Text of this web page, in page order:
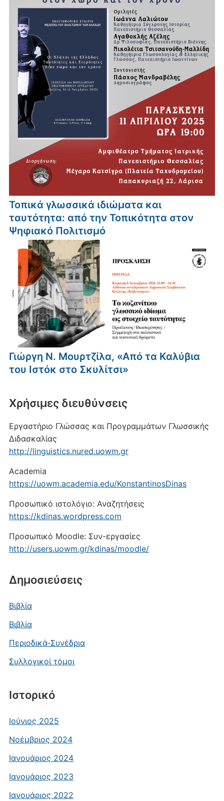
Τοπικά γλωσσικά ιδιώματα και
ταυτότητα: από την Τοπικότητα στον
Ψηφιακό Πολιτισμό
Γιώργη Ν. Μουρτζίλα, «Από τα Καλύβια
του Ιστόκ στο Σκυλίτσι»
Xρήσιμες διευθύνσεις
Εργαστήριο Γλώσσας και Προγραμμάτων Γλωσσικής
Διδασκαλίας
http://linguistics.nured.uowm.gr
Academia
https://uowm.academia.edu/KonstantinosDinas
Προσωπικό ιστολόγιο: Αναζητήσεις
https://kdinas.wordpress.com
Προσωπικό Moodle: Συν-εργασίες
http://users.uowm.gr/kdinas/moodle/
Δημοσιεύσεις
Βιβλία
Βιβλία
Περιοδικά-Συνέδρια
Συλλογικοί τόμοι
Ιστορικό
Ιούνιος 2025
Νοέμβριος 2024
Ιανουάριος 2024
Ιανουάριος 2023
Ιανουάριος 2022